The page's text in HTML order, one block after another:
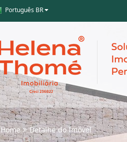
Português BR
Home Detalhe do Imóvel